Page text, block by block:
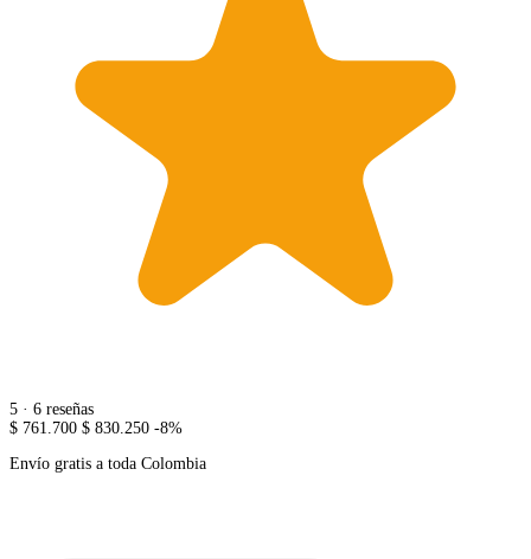
5 · 6 reseñas
$ 761.700 $ 830.250 -8%
Envío gratis a toda Colombia